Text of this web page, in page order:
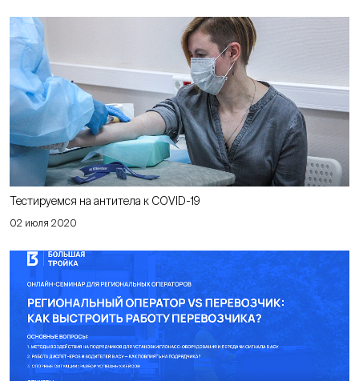
02 июля 2020
Тестируемся на антитела к COVID-19